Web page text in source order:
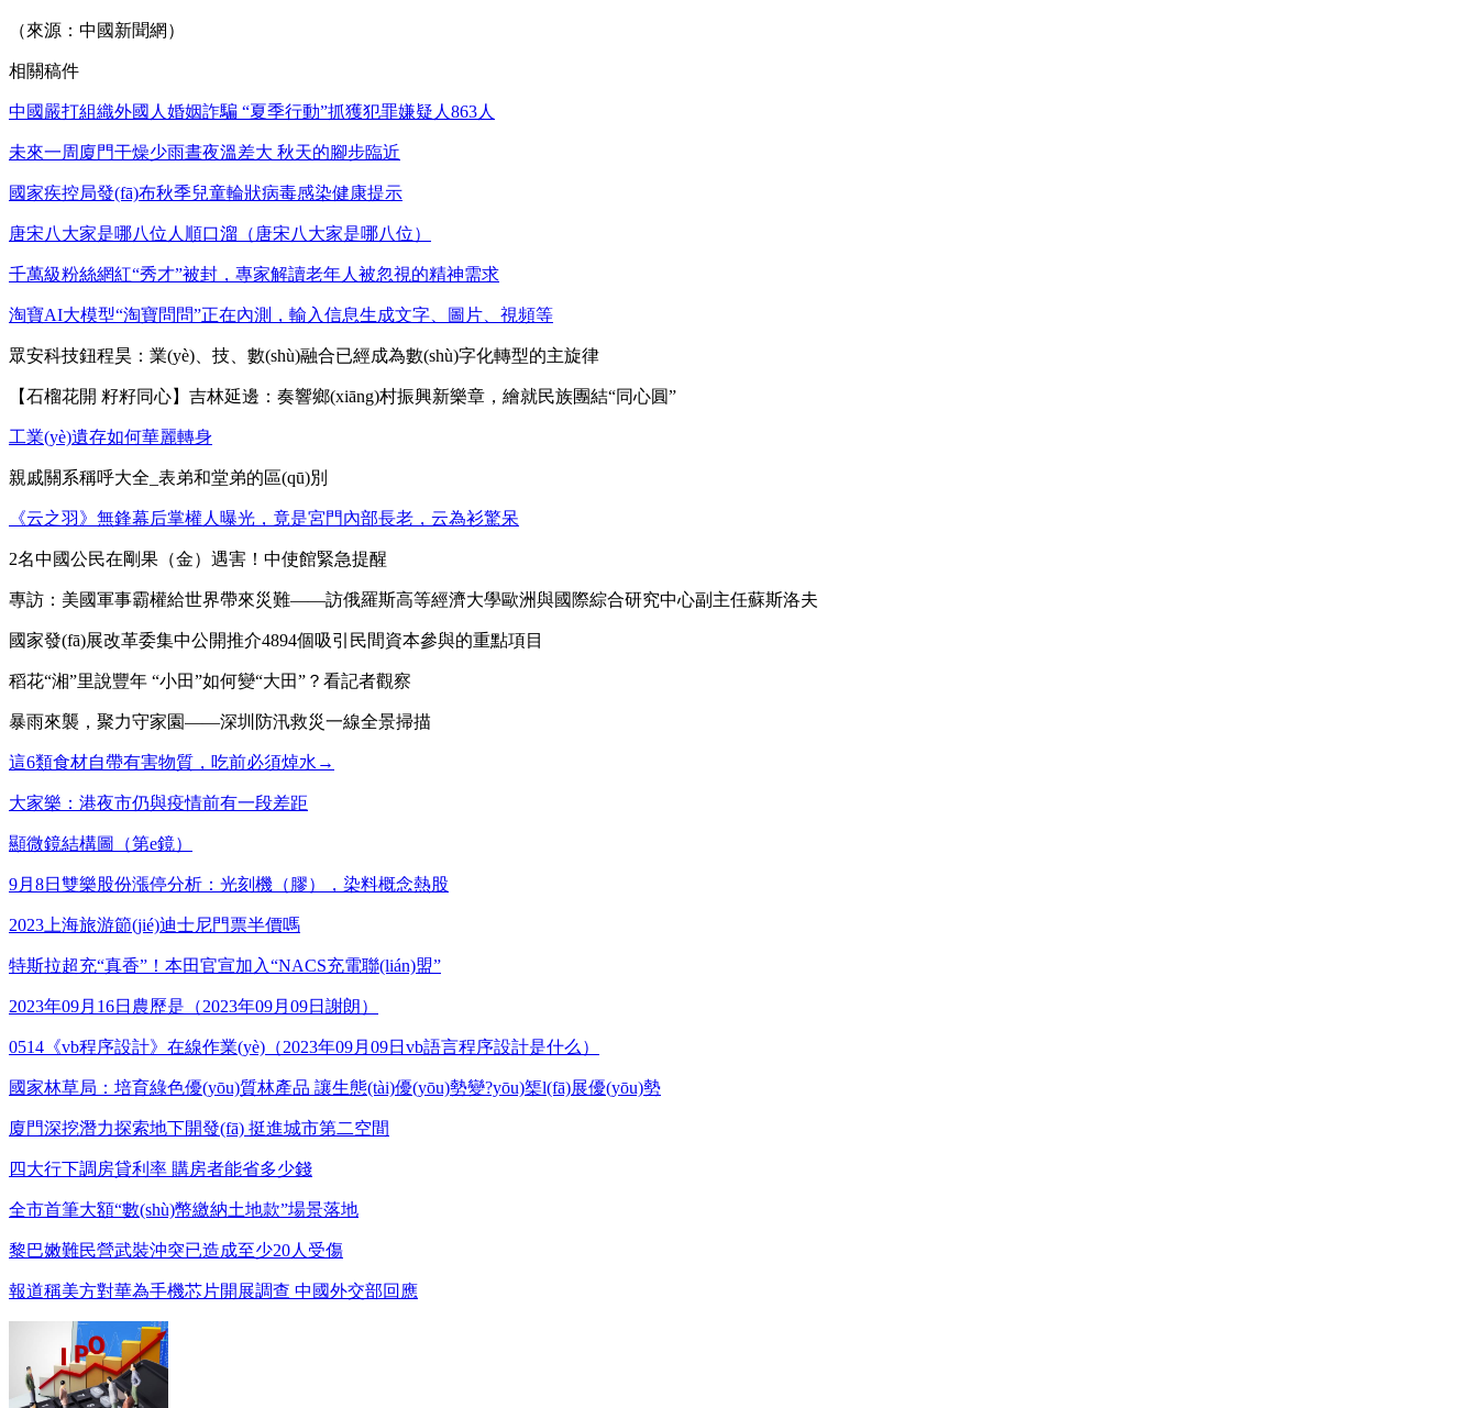
（來源：中國新聞網）
相關稿件
中國嚴打組織外國人婚姻詐騙 “夏季行動”抓獲犯罪嫌疑人863人
未來一周廈門干燥少雨晝夜溫差大 秋天的腳步臨近
國家疾控局發(fā)布秋季兒童輪狀病毒感染健康提示
唐宋八大家是哪八位人順口溜（唐宋八大家是哪八位）
千萬級粉絲網紅“秀才”被封，專家解讀老年人被忽視的精神需求
淘寶AI大模型“淘寶問問”正在內測，輸入信息生成文字、圖片、視頻等
眾安科技鈕程昊：業(yè)、技、數(shù)融合已經成為數(shù)字化轉型的主旋律
【石榴花開 籽籽同心】吉林延邊：奏響鄉(xiāng)村振興新樂章，繪就民族團結“同心圓”
工業(yè)遺存如何華麗轉身
親戚關系稱呼大全_表弟和堂弟的區(qū)別
《云之羽》無鋒幕后掌權人曝光，竟是宮門內部長老，云為衫驚呆
2名中國公民在剛果（金）遇害！中使館緊急提醒
專訪：美國軍事霸權給世界帶來災難——訪俄羅斯高等經濟大學歐洲與國際綜合研究中心副主任蘇斯洛夫
國家發(fā)展改革委集中公開推介4894個吸引民間資本參與的重點項目
稻花“湘”里說豐年 “小田”如何變“大田”？看記者觀察
暴雨來襲，聚力守家園——深圳防汛救災一線全景掃描
這6類食材自帶有害物質，吃前必須焯水→
大家樂：港夜市仍與疫情前有一段差距
顯微鏡結構圖（第e鏡）
9月8日雙樂股份漲停分析：光刻機（膠），染料概念熱股
2023上海旅游節(jié)迪士尼門票半價嗎
特斯拉超充“真香”！本田官宣加入“NACS充電聯(lián)盟”
2023年09月16日農歷是（2023年09月09日謝朗）
0514《vb程序設計》在線作業(yè)（2023年09月09日vb語言程序設計是什么）
國家林草局：培育綠色優(yōu)質林產品 讓生態(tài)優(yōu)勢變?yōu)榘l(fā)展優(yōu)勢
廈門深挖潛力探索地下開發(fā) 挺進城市第二空間
四大行下調房貸利率 購房者能省多少錢
全市首筆大額“數(shù)幣繳納土地款”場景落地
黎巴嫩難民營武裝沖突已造成至少20人受傷
報道稱美方對華為手機芯片開展調查 中國外交部回應